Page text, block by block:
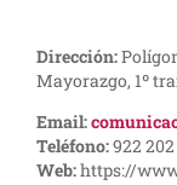
Dirección:
Mayorazgo, 1º
Email:
Teléfono:922 202
Web:https://